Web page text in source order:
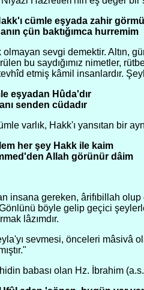
cümle eşyada zahir
çün baktığımca hurremim
olmayan sevgi demektir. Altın,
bu saydığımız nimetler,
etmiş kâmil insanlardır.
eşyadan Hûda'dır
senden cüdadır
varlık, Hakk'ı yansıtan bir
her şey Hakk ile kaim
Allah görünür dâim
insana gereken, ârifıbillah
böyle gelip geçici
lâzımdır.
sevmesi, önceleri mâsivâ
babası olan Hz. İbrahim